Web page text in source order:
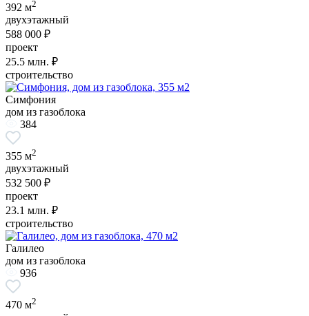
392 м2
двухэтажный
588 000 ₽
проект
25.5 млн. ₽
строительство
Симфония
дом из газоблока
384
355 м2
двухэтажный
532 500 ₽
проект
23.1 млн. ₽
строительство
Галилео
дом из газоблока
936
470 м2